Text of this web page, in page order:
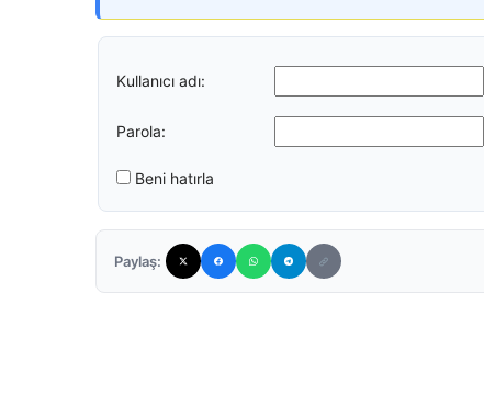
Kullanıcı adı:
Parola:
Beni hatırla
Paylaş: